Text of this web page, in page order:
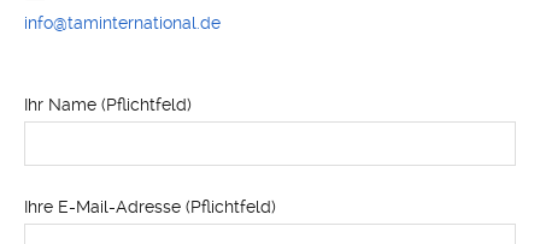
info@taminternational.de
Ihr Name (Pflichtfeld)
Ihre E-Mail-Adresse (Pflichtfeld)